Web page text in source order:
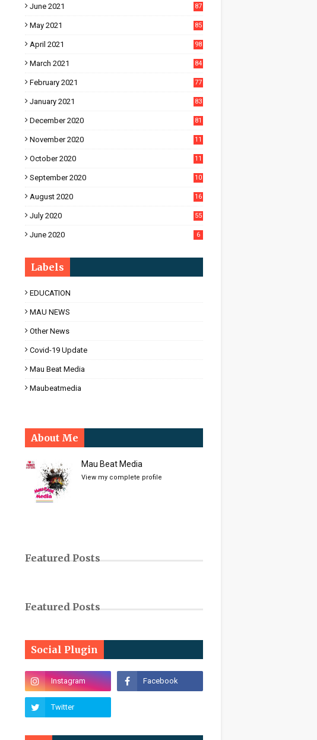
June 2021 87
May 2021 85
April 2021 98
March 2021 84
February 2021 77
January 2021 83
December 2020 81
November 2020
11
October 2020
11
September 2020
10
August 2020
16
July 2020 55
June 2020 6
Labels
EDUCATION
MAU NEWS
Other News
Covid-19 Update
Mau Beat Media
Maubeatmedia
About Me
Mau Beat Media
View my complete profile
Featured Posts
Featured Posts
Social Plugin